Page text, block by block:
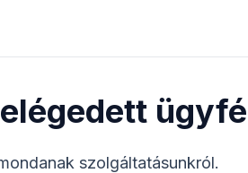
szolgáltatásunkról.